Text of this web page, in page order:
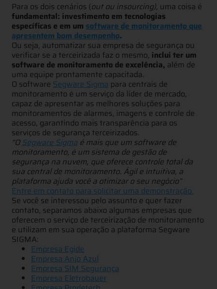
Para os dois cenários (out ou insourcing), uma coisa é
fundamental: investimento em tecnologias
específicas e em um software de monitoramento que
apresentem bom desempenho.
Ou seja, automatizar sua empresa de segurança ou
verificar se a terceirizada faz o mesmo, inclui ter um
software de monitoramento de excelência, além de
uma equipe prontamente capacitada.
O software Segware Sigma para centrais de
monitoramento é um serviço da líder de mercado,
capaz de apresentar as melhores soluções para
monitoramentos de alarmes, imagens e controle de
acesso, garantindo mais transparência para os
serviços de segurança terceirizados.
“O Segware Sigma é mais que um software de
monitoramento, é um sistema de gestão de
segurança na nuvem, que oferece controle total da
sua central de monitoramento. Ágil e intuitiva, a
plataforma ajuda você a otimizar o seu negócio”
Entre em contato para solicitar uma demonstração.
Se você se interessou pelo assunto e quer fazer
contato, separamos abaixo algumas empresas que
oferecem o serviço de terceirização de monitoramento
e utilizam em sua operação a plataforma Segware
SIGMA:
Empresa Egide
Empresa Anjo Azul
Empresa SIM Segurança
Empresa Eletrobauer